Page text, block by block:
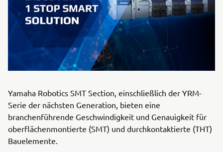
Yamaha Robotics SMT Section, einschließlich der YRM-
Serie der nächsten Generation, bieten eine
branchenführende Geschwindigkeit und Genauigkeit für
oberflächenmontierte (SMT) und durchkontaktierte (THT)
Bauelemente.